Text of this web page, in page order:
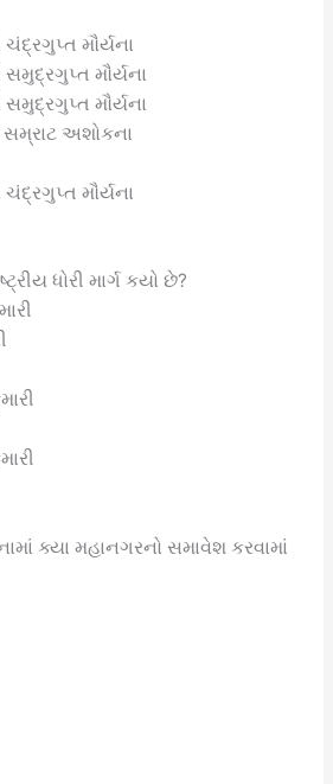
મૌર્યના
મૌર્યના
મૌર્યના
અશોકના
મૌર્યના
ધોરી માર્ગ કયો છે?
ક્યા મહાનગરનો સમાવેશ કરવામાં